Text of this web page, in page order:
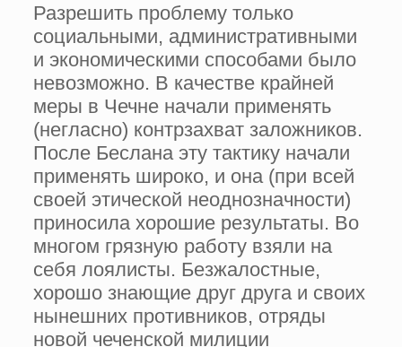
Разрешить проблему только
социальными, административными
и экономическими способами было
невозможно. В качестве крайней
меры в Чечне начали применять
(негласно) контрзахват заложников.
После Беслана эту тактику начали
применять широко, и она (при всей
своей этической неоднозначности)
приносила хорошие результаты. Во
многом грязную работу взяли на
себя лоялисты. Безжалостные,
хорошо знающие друг друга и своих
нынешних противников, отряды
новой чеченской милиции